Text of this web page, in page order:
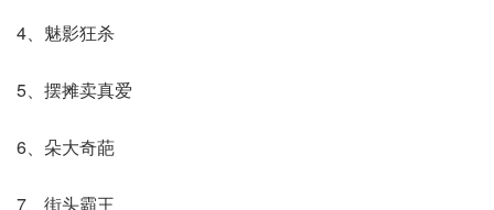
4、魅影狂杀
5、摆摊卖真爱
6、朵大奇葩
7、街头霸王